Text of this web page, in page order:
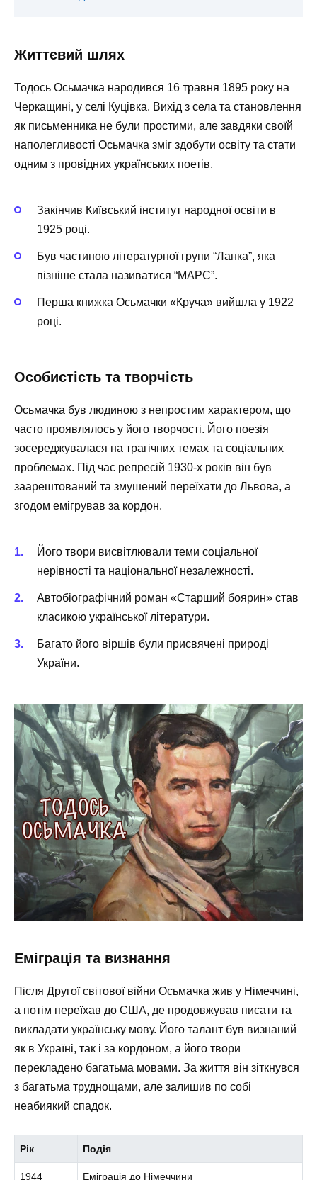
Життєвий шлях
Тодось Осьмачка народився 16 травня 1895 року на
Черкащині, у селі Куцівка. Вихід з села та становлення
як письменника не були простими, але завдяки своїй
наполегливості Осьмачка зміг здобути освіту та стати
одним з провідних українських поетів.
Закінчив Київський інститут народної освіти в
1925 році.
Був частиною літературної групи “Ланка”, яка
пізніше стала називатися “МАРС”.
Перша книжка Осьмачки «Круча» вийшла у 1922
році.
Особистість та творчість
Осьмачка був людиною з непростим характером, що
часто проявлялось у його творчості. Його поезія
зосереджувалася на трагічних темах та соціальних
проблемах. Під час репресій 1930-х років він був
заарештований та змушений переїхати до Львова, а
згодом емігрував за кордон.
Його твори висвітлювали теми соціальної
нерівності та національної незалежності.
Автобіографічний роман «Старший боярин» став
класикою української літератури.
Багато його віршів були присвячені природі
України.
Еміграція та визнання
Після Другої світової війни Осьмачка жив у Німеччині,
а потім переїхав до США, де продовжував писати та
викладати українську мову. Його талант був визнаний
як в Україні, так і за кордоном, а його твори
перекладено багатьма мовами. За життя він зіткнувся
з багатьма труднощами, але залишив по собі
неабиякий спадок.
Рік Подія
1944 Еміграція до Німеччини